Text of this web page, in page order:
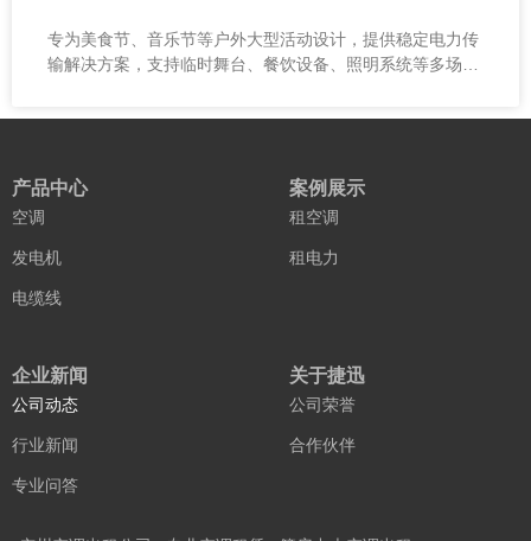
专为美食节、音乐节等户外大型活动设计，提供稳定电力传
输解决方案，支持临时舞台、餐饮设备、照明系统等多场景
产品中心
空调
发电机
电缆线
案例展示
租空调
租电力
企业新闻
公司动态
行业新闻
专业问答
关于捷迅
公司荣誉
合作伙伴